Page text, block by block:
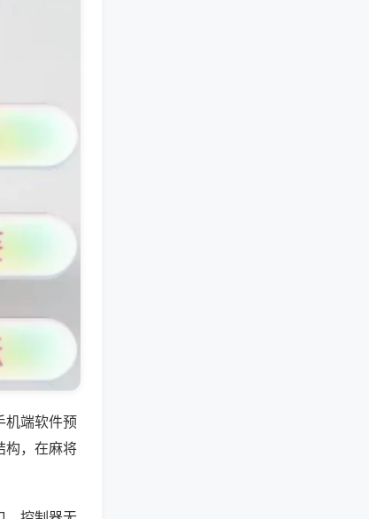
机端软件预
构，在麻将